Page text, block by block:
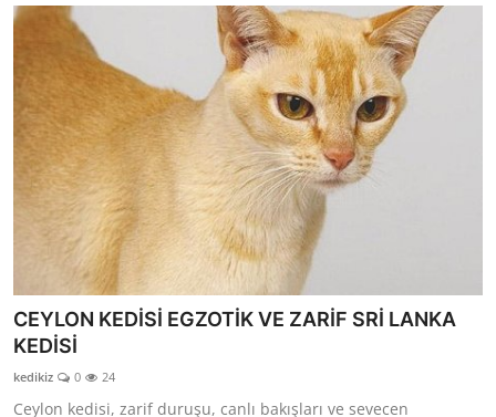
CEYLON KEDİSİ EGZOTİK VE ZARİF SRİ LANKA
KEDİSİ
kedikiz 0 24
Ceylon kedisi, zarif duruşu, canlı bakışları ve sevecen